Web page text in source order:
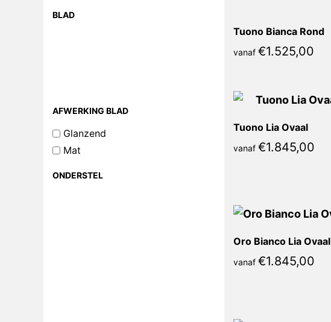
Tuono Bianca Rond
vanaf €1.525,00
Tuono Lia Ovaal
vanaf €1.845,00
Oro Bianco Lia Ovaal
vanaf €1.845,00
BLAD
AFWERKING BLAD
Glanzend
Mat
ONDERSTEL